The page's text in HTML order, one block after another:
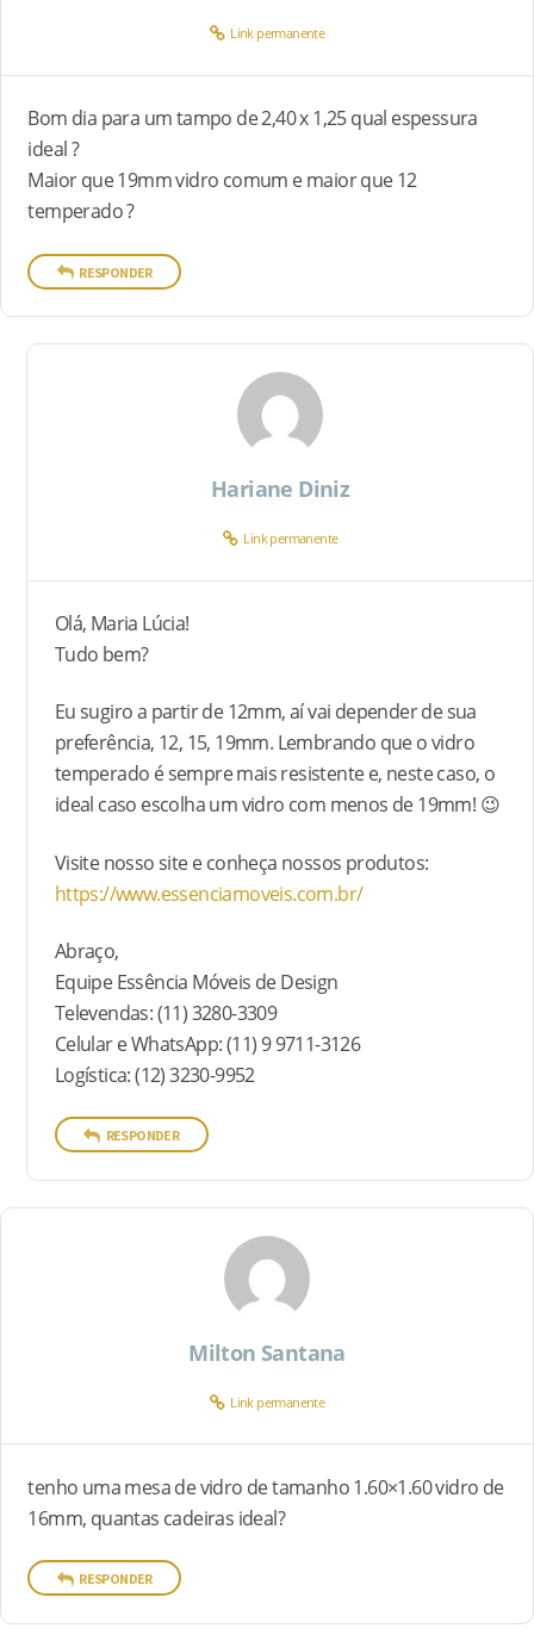
Link permanente
Bom dia para um tampo de 2,40 x 1,25 qual espessura
ideal ?
Maior que 19mm vidro comum e maior que 12
temperado ?
RESPONDER
Hariane Diniz
Link permanente
Olá, Maria Lúcia!
Tudo bem?
Eu sugiro a partir de 12mm, aí vai depender de sua
preferência, 12, 15, 19mm. Lembrando que o vidro
temperado é sempre mais resistente e, neste caso, o
ideal caso escolha um vidro com menos de 19mm! 😉
Visite nosso site e conheça nossos produtos:
https://www.essenciamoveis.com.br/
Abraço,
Equipe Essência Móveis de Design
Televendas: (11) 3280-3309
Celular e WhatsApp: (11) 9 9711-3126
Logística: (12) 3230-9952
RESPONDER
Milton Santana
Link permanente
tenho uma mesa de vidro de tamanho 1.60×1.60 vidro de
16mm, quantas cadeiras ideal?
RESPONDER